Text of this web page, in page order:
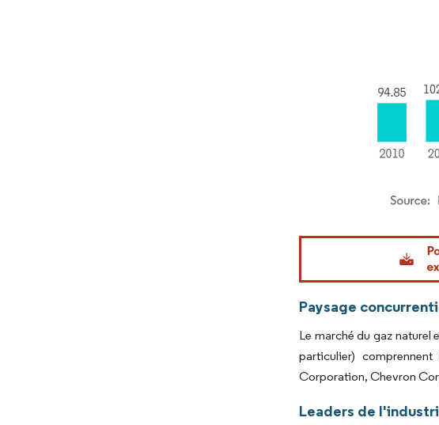
Image © Mordor Intelligence. La
Paysage
Le marché du gaz naturel
particulier)
Corporation, Chevron
Leaders de